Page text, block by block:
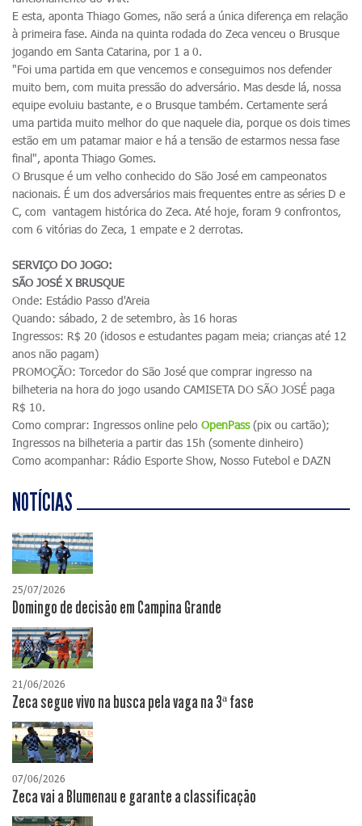
E esta, aponta Thiago Gomes, não será a única diferença em relação
à primeira fase. Ainda na quinta rodada do Zeca venceu o Brusque
jogando em Santa Catarina, por 1 a 0.
"Foi uma partida em que vencemos e conseguimos nos defender
muito bem, com muita pressão do adversário. Mas desde lá, nossa
equipe evoluiu bastante, e o Brusque também. Certamente será
uma partida muito melhor do que naquele dia, porque os dois times
estão em um patamar maior e há a tensão de estarmos nessa fase
final", aponta Thiago Gomes.
O Brusque é um velho conhecido do São José em campeonatos
nacionais. É um dos adversários mais frequentes entre as séries D e
C, com vantagem histórica do Zeca. Até hoje, foram 9 confrontos,
com 6 vitórias do Zeca, 1 empate e 2 derrotas.
SERVIÇO DO JOGO:
SÃO JOSÉ X BRUSQUE
Onde: Estádio Passo d'Areia
Quando: sábado, 2 de setembro, às 16 horas
Ingressos: R$ 20 (idosos e estudantes pagam meia; crianças até 12
anos não pagam)
PROMOÇÃO: Torcedor do São José que comprar ingresso na
bilheteria na hora do jogo usando CAMISETA DO SÃO JOSÉ paga
R$ 10.
Como comprar: Ingressos online pelo OpenPass(pix ou cartão);
Ingressos na bilheteria a partir das 15h (somente dinheiro)
Como acompanhar: Rádio Esporte Show, Nosso Futebol e DAZN
NOTÍCIAS
25/07/2026
Domingo de decisão em Campina Grande
21/06/2026
Zeca segue vivo na busca pela vaga na 3ª fase
07/06/2026
Zeca vai a Blumenau e garante a classificação